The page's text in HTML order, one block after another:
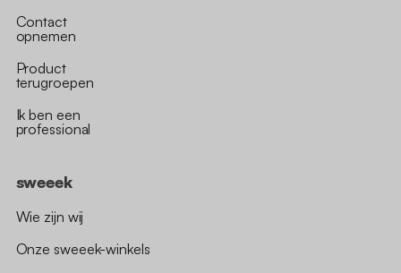
Contact
opnemen
Product
terugroepen
Ik ben een
professional
sweeek
Wie zijn wij
Onze sweeek-winkels